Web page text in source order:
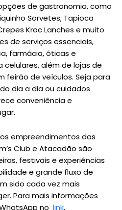
de gastronomia, como
Sorvetes, Tapioca
Kroc Lanches e muito
de serviços essenciais,
farmácia, óticas e
além de lojas de
feirão de veículos. Seja para
dia a dia ou cuidados
conveniência e
empreendimentos das
Club e Atacadão são
festivais e experiências
e grande fluxo de
sido cada vez mais
Para mais informações
no link.